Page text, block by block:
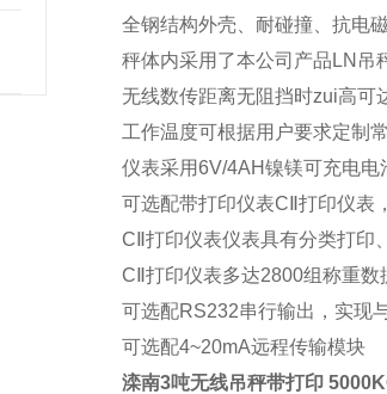
全钢结构外壳、耐碰撞、抗电磁
秤体内采用了本公司产品LN吊
无线数传距离无阻挡时zui高可
工作温度可根据用户要求定制
仪表采用6V/4AH镍镁可充电电
可选配带打印仪表CⅡ打印仪表
C Ⅱ打印仪表仪表具有分类打印
C Ⅱ打印仪表多达2800组称重
可选配RS232串行输出，实现
可选配4~20mA远程传输模块
滦南3吨无线吊秤带打印